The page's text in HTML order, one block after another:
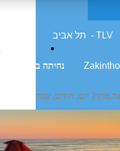
נחיתה ב
שנה בשתי ספרות